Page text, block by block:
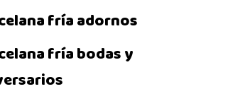
fría adornos
fría bodas y